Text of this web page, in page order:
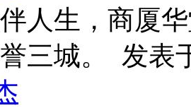
人生，商厦
三城。 发表